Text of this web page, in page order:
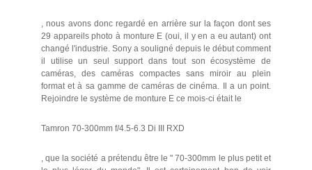
, nous avons donc regardé en arrière sur la façon dont ses
29 appareils photo à monture E (oui, il y en a eu autant) ont
changé l'industrie. Sony a souligné depuis le début comment
il utilise un seul support dans tout son écosystème de
caméras, des caméras compactes sans miroir au plein
format et à sa gamme de caméras de cinéma. Il a un point.
Rejoindre le système de monture E ce mois-ci était le
Tamron 70-300mm f/4.5-6.3 Di III RXD
, que la société a prétendu être le " 70-300mm le plus petit et